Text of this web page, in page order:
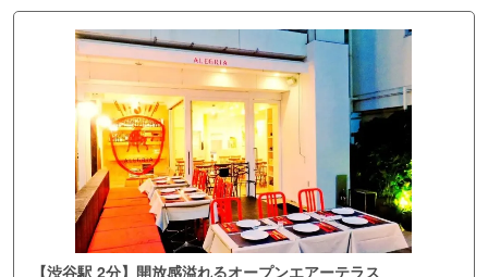
【渋谷駅 2分】開放感溢れるオープンエアーテラス